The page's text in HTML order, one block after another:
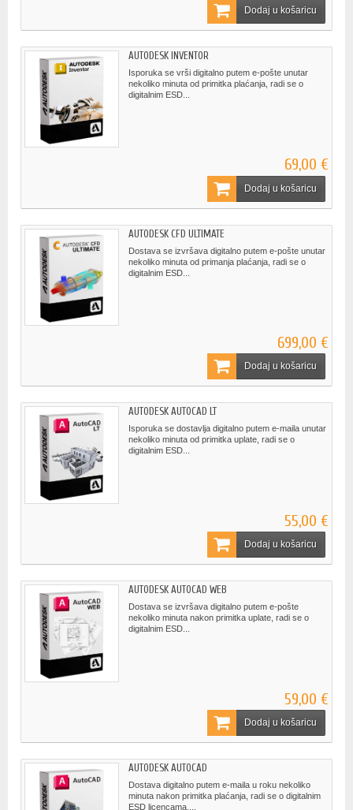
Dodaj u košaricu
AUTODESK INVENTOR
Isporuka se vrši digitalno putem e-pošte unutar
nekoliko minuta od primitka plaćanja, radi se o
digitalnim ESD...
69,00 €
Dodaj u košaricu
AUTODESK CFD ULTIMATE
Dostava se izvršava digitalno putem e-pošte unutar
nekoliko minuta od primanja plaćanja, radi se o
digitalnim ESD...
699,00 €
Dodaj u košaricu
AUTODESK AUTOCAD LT
Isporuka se dostavlja digitalno putem e-maila unutar
nekoliko minuta od primitka uplate, radi se o
digitalnim ESD...
55,00 €
Dodaj u košaricu
AUTODESK AUTOCAD WEB
Dostava se izvršava digitalno putem e-pošte
nekoliko minuta nakon primitka uplate, radi se o
digitalnim ESD...
59,00 €
Dodaj u košaricu
AUTODESK AUTOCAD
Dostava digitalno putem e-maila u roku nekoliko
minuta nakon primitka plaćanja, radi se o digitalnim
ESD licencama,...